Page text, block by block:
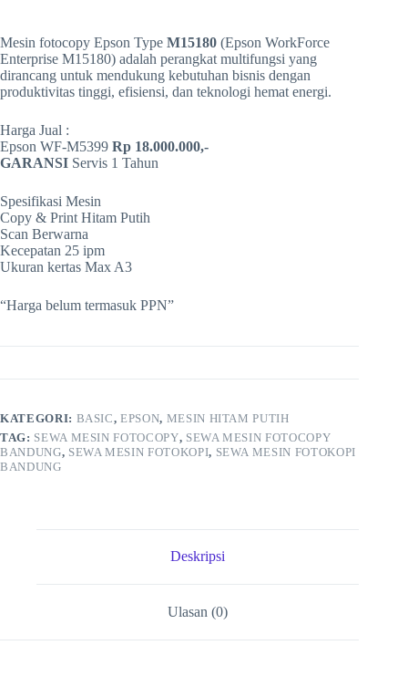
Mesin fotocopy Epson Type M15180 (Epson WorkForce
Enterprise M15180) adalah perangkat multifungsi yang
dirancang untuk mendukung kebutuhan bisnis dengan
produktivitas tinggi, efisiensi, dan teknologi hemat energi.
Harga Jual :
Epson WF-M5399 Rp 18.000.000,-
GARANSI Servis 1 Tahun
Spesifikasi Mesin
Copy & Print Hitam Putih
Scan Berwarna
Kecepatan 25 ipm
Ukuran kertas Max A3
“Harga belum termasuk PPN”
KATEGORI: BASIC,EPSON, MESIN HITAM PUTIH
TAG: SEWA MESIN FOTOCOPY, SEWA MESIN FOTOCOPY
BANDUNG, SEWA MESIN FOTOKOPI, SEWA MESIN FOTOKOPI
BANDUNG
Deskripsi
Ulasan (0)